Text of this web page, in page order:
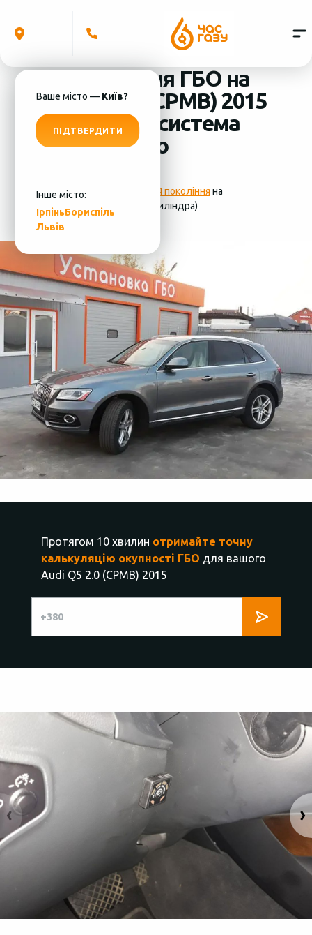
Ваше місто — Київ?
ПІДТВЕРДИТИ
Інше місто:
ІрпіньБориспіль
Львів
Встановлення ГБО на
Audi Q5 2.0 (CPMB) 2015
(4 циліндра) система
ГБО - Romano
Фотографії установки ГБО 4 покоління на
Audi Q5 2.0 (CPMB) 2015 (4 циліндра)
Протягом 10 хвилин отримайте точну
калькуляцію окупності ГБО для вашого
Audi Q5 2.0 (CPMB) 2015